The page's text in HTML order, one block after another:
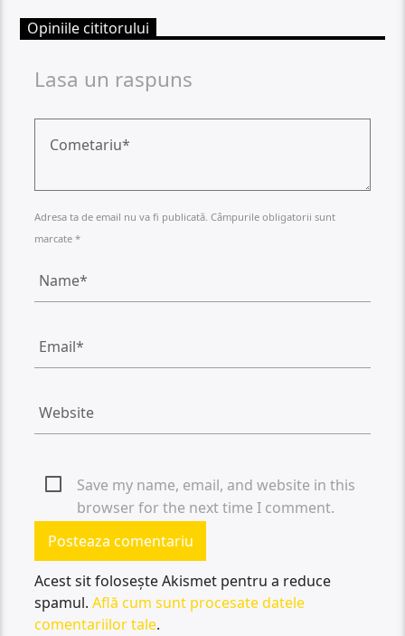
Opiniile cititorului
Lasa un raspuns
Adresa ta de email nu va fi publicată. Câmpurile obligatorii sunt
marcate *
Save my name, email, and website in this
browser for the next time I comment.
Acest sit folosește Akismet pentru a reduce
spamul.Află cum sunt procesate datele
comentariilor tale.